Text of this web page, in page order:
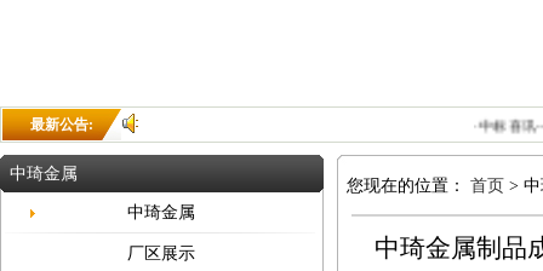
最新公告: ·中标喜讯--
中琦金属
中琦金属
厂区展示
您现在的位置： 首页 >
中琦金属制品